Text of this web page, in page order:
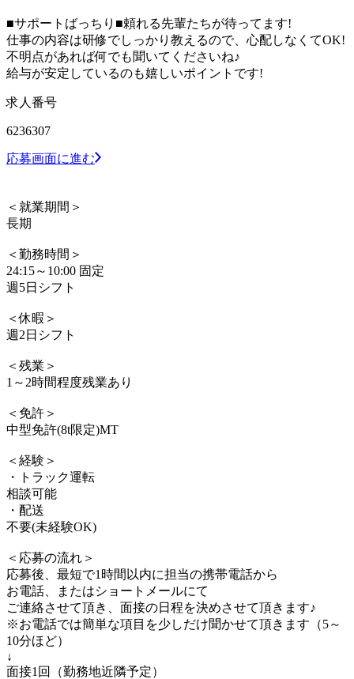
■サポートばっちり■頼れる先輩たちが待ってます!
仕事の内容は研修でしっかり教えるので、心配しなくてOK!
不明点があれば何でも聞いてくださいね♪
給与が安定しているのも嬉しいポイントです!
求人番号
6236307
応募画面に進む
＜就業期間＞
長期
＜勤務時間＞
24:15～10:00 固定
週5日シフト
＜休暇＞
週2日シフト
＜残業＞
1～2時間程度残業あり
＜免許＞
中型免許(8t限定)MT
＜経験＞
・トラック運転
相談可能
・配送
不要(未経験OK)
＜応募の流れ＞
応募後、最短で1時間以内に担当の携帯電話から
お電話、またはショートメールにて
ご連絡させて頂き、面接の日程を決めさせて頂きます♪
※お電話では簡単な項目を少しだけ聞かせて頂きます（5～
10分ほど）
↓
面接1回（勤務地近隣予定）